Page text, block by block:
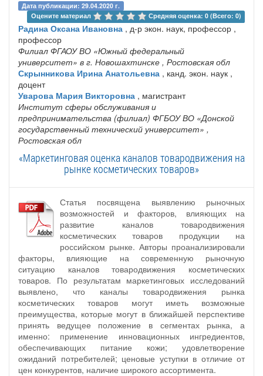
Дата публикации: 29.04.2020 г.
Оцените материал
Средняя оценка: 0 (Всего: 0)
Радина Оксана Ивановна , д-р экон. наук, профессор ,
профессор
Филиал ФГАОУ ВО «Южный федеральный
университет» в г. Новошахтинске , Ростовская обл
Скрынникова Ирина Анатольевна , канд. экон. наук ,
доцент
Уварова Мария Викторовна , магистрант
Институт сферы обслуживания и
предпринимательства (филиал) ФГБОУ ВО «Донской
государственный технический университет» ,
Ростовская обл
«Маркетинговая оценка каналов товародвижения на
рынке косметических товаров»
Статья посвящена выявлению рыночных
возможностей и факторов, влияющих на
развитие каналов товародвижения
косметических товаров продукции на
российском рынке. Авторы проанализировали
факторы, влияющие на современную рыночную
ситуацию каналов товародвижения косметических
товаров. По результатам маркетинговых исследований
выявлено, что каналы товародвижения рынка
косметических товаров могут иметь возможные
преимущества, которые могут в ближайшей перспективе
принять ведущее положение в сегментах рынка, а
именно: применение инновационных ингредиентов,
обеспечивающих питание кожи; удовлетворение
ожиданий потребителей; ценовые уступки в отличие от
цен конкурентов, наличие широкого ассортимента.